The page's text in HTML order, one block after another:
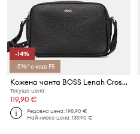
-14%
-5%* с код: FS
Кожена чанта BOSS Lenah Crossbody
Текуща цена:
119,90 €
Редовна цена:198,90 €
Най-ниска цена:139,90 €